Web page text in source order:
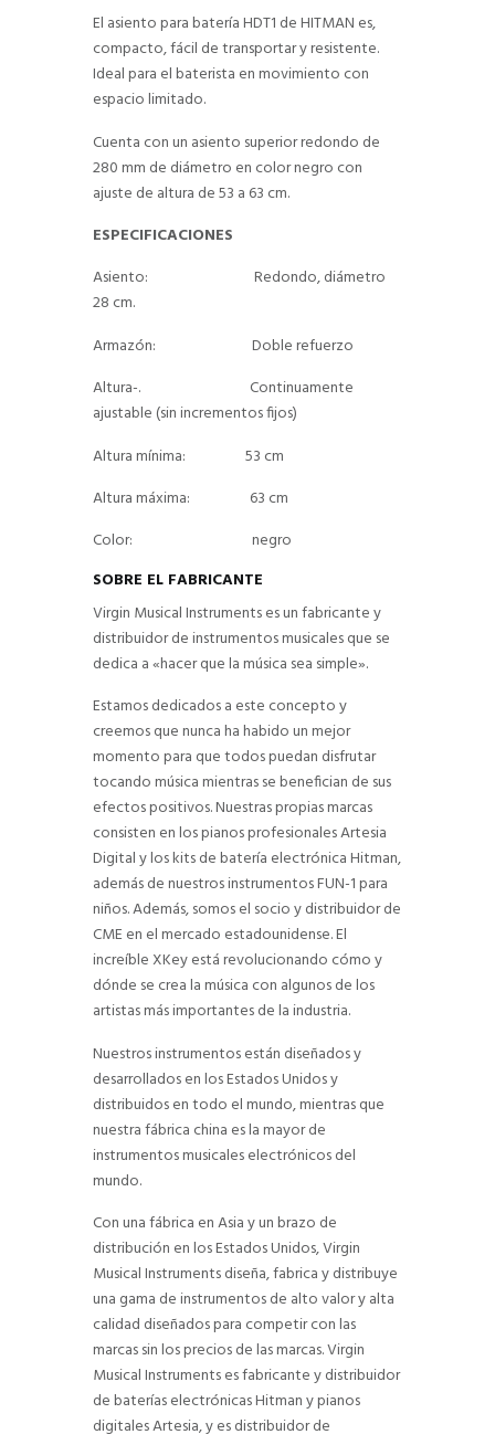
El asiento para batería HDT1 de HITMAN es,
compacto, fácil de transportar y resistente.
Ideal para el baterista en movimiento con
espacio limitado.
Cuenta con un asiento superior redondo de
280 mm de diámetro en color negro con
ajuste de altura de 53 a 63 cm.
ESPECIFICACIONES
Asiento: Redondo, diámetro
28 cm.
Armazón: Doble refuerzo
Altura-. Continuamente
ajustable (sin incrementos fijos)
Altura mínima: 53 cm
Altura máxima: 63 cm
Color: negro
SOBRE EL FABRICANTE
Virgin Musical Instruments es un fabricante y
distribuidor de instrumentos musicales que se
dedica a «hacer que la música sea simple».
Estamos dedicados a este concepto y
creemos que nunca ha habido un mejor
momento para que todos puedan disfrutar
tocando música mientras se benefician de sus
efectos positivos. Nuestras propias marcas
consisten en los pianos profesionales Artesia
Digital y los kits de batería electrónica Hitman,
además de nuestros instrumentos FUN-1 para
niños. Además, somos el socio y distribuidor de
CME en el mercado estadounidense. El
increíble XKey está revolucionando cómo y
dónde se crea la música con algunos de los
artistas más importantes de la industria.
Nuestros instrumentos están diseñados y
desarrollados en los Estados Unidos y
distribuidos en todo el mundo, mientras que
nuestra fábrica china es la mayor de
instrumentos musicales electrónicos del
mundo.
Con una fábrica en Asia y un brazo de
distribución en los Estados Unidos, Virgin
Musical Instruments diseña, fabrica y distribuye
una gama de instrumentos de alto valor y alta
calidad diseñados para competir con las
marcas sin los precios de las marcas. Virgin
Musical Instruments es fabricante y distribuidor
de baterías electrónicas Hitman y pianos
digitales Artesia, y es distribuidor de